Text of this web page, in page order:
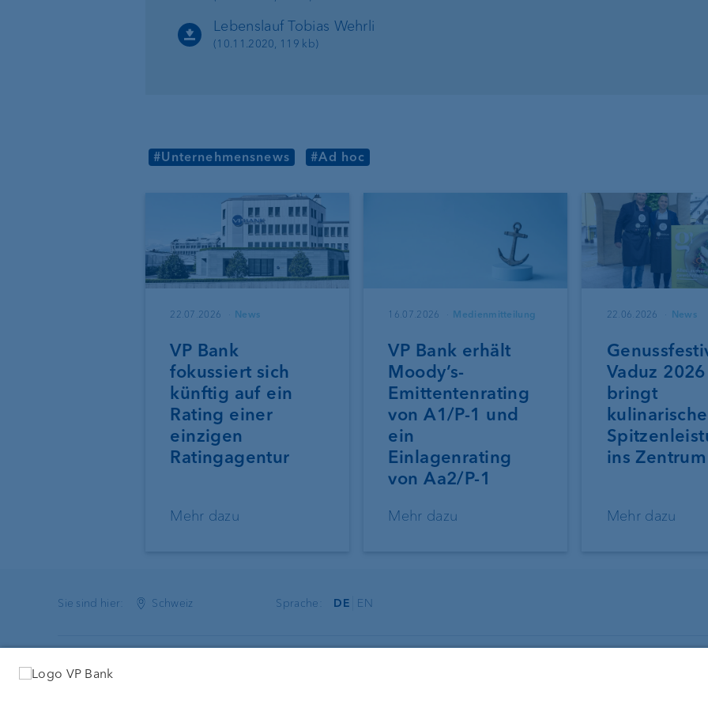
Lebenslauf Tobias Wehrli
(10.11.2020, 119 kb)
#Unternehmensnews #Ad hoc
22.07.2026 News
VP Bank
fokussiert sich
künftig auf ein
Rating einer
einzigen
Ratingagentur
Mehr dazu
16.07.2026 Medienmitteilung
VP Bank erhält
Moody’s-
Emittentenrating
von A1/P-1 und
ein
Einlagenrating
von Aa2/P-1
Mehr dazu
22.06.2026 News
Vaduz 2026
bringt
kulinarische
ins Zentrum
Mehr dazu
Sie sind hier: Schweiz Sprache: DE EN
VP Bank (Schweiz) AG